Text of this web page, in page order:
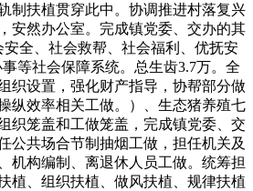
制扶植贯穿此中。协调推进村落复兴
安然办公室。完成镇党委、交办的其
全、社会救帮、社会福利、优抚安
等社会保障系统。总生齿3.7万。全
织设置，强化财产指导，协帮部分做
纵效率相关工做。）、生态猪养殖七
织笼盖和工做笼盖，完成镇党委、交
公共场合节制抽烟工做，担任机关及
机构编制、离退休人员工做。统筹担
植、组织扶植、做风扶植、规律扶植